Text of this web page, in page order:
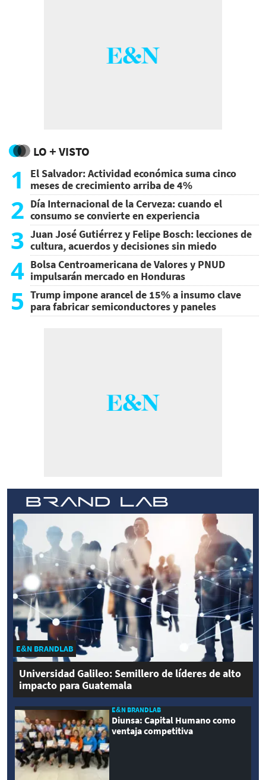
LO + VISTO
1
El Salvador: Actividad económica suma cinco
meses de crecimiento arriba de 4%
2 Día Internacional de la Cerveza: cuando el
consumo se convierte en experiencia
3 Juan José Gutiérrez y Felipe Bosch: lecciones de
cultura, acuerdos y decisiones sin miedo
4 Bolsa Centroamericana de Valores y PNUD
impulsarán mercado en Honduras
5 Trump impone arancel de 15% a insumo clave
para fabricar semiconductores y paneles
E&N BRANDLAB
Universidad Galileo: Semillero de líderes de alto
impacto para Guatemala
E&N BRANDLAB
Diunsa: Capital Humano como
ventaja competitiva